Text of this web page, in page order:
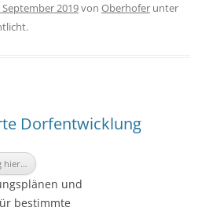
September 2019von Oberhofer unter
Dorfentwicklung
hier…
und
bestimmte